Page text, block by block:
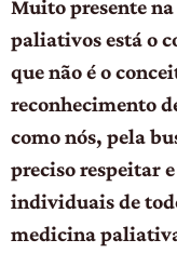
Muito presente
paliativos está o
que não é o
reconhecimento
como nós, pela
preciso respeitar e
individuais de
medicina